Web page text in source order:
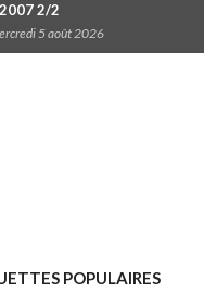
2/2
5 août 2026
POPULAIRES